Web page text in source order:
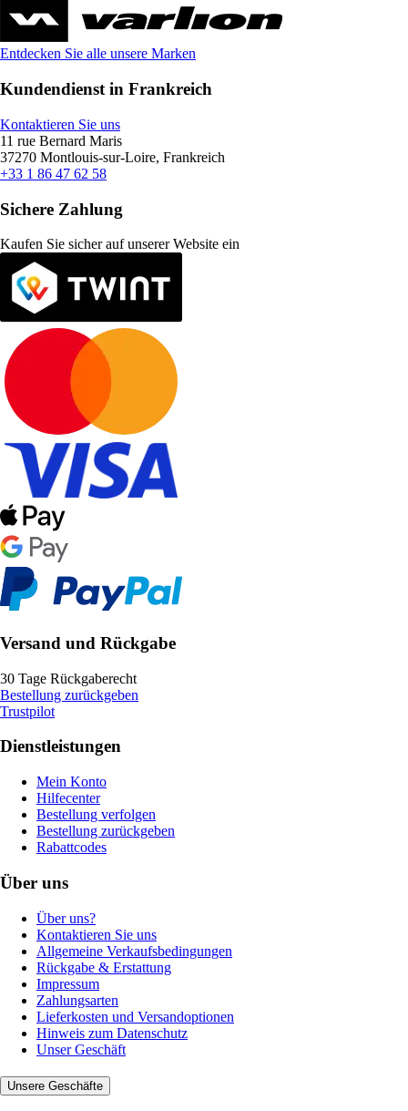
Entdecken Sie alle unsere Marken
Kundendienst in Frankreich
Kontaktieren Sie uns
11 rue Bernard Maris
37270 Montlouis-sur-Loire, Frankreich
+33 1 86 47 62 58
Sichere Zahlung
Kaufen Sie sicher auf unserer Website ein
Versand und Rückgabe
30 Tage Rückgaberecht
Bestellung zurückgeben
Trustpilot
Dienstleistungen
Mein Konto
Hilfecenter
Bestellung verfolgen
Bestellung zurückgeben
Rabattcodes
Über uns
Über uns?
Kontaktieren Sie uns
Allgemeine Verkaufsbedingungen
Rückgabe & Erstattung
Impressum
Zahlungsarten
Lieferkosten und Versandoptionen
Hinweis zum Datenschutz
Unser Geschäft
Unsere Geschäfte